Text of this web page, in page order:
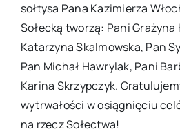
sołtysa Pana Kazimierza
Sołecką tworzą: Pani Grażyna
Katarzyna Skalmowska, Pan
Pan Michał Hawrylak, Pani
Karina Skrzypczyk.
wytrwałości w osiągnięciu
na rzecz Sołectwa!